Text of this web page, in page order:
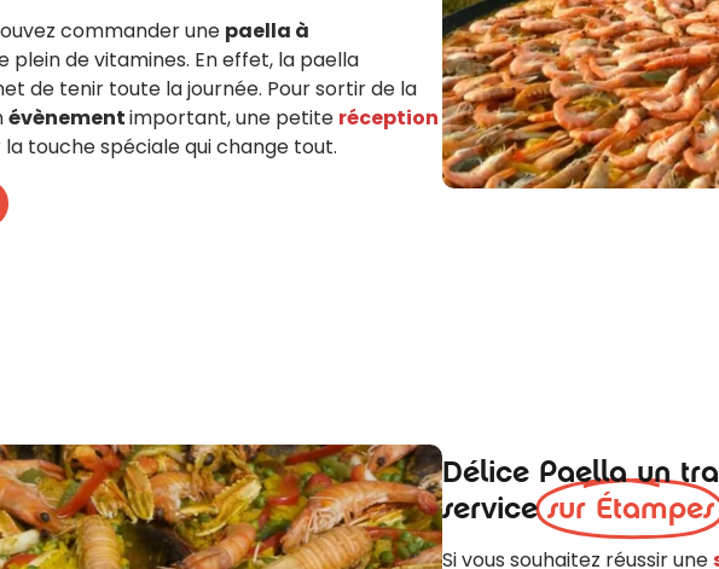
commander une paella à
plein de vitamines. En effet, la paella
de tenir toute la journée. Pour sortir de la
évènementimportant, une petite réception
touche spéciale qui change tout.
Délice Paella un
service sur Étampes
Si vous souhaitez réussir une